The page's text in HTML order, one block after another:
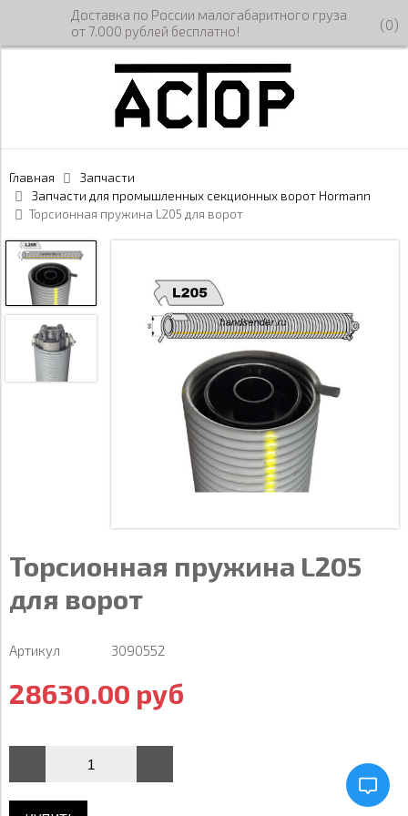
Доставка по России малогабаритного груза
от 7.000 рублей бесплатно!
(0)
Главная
Запчасти
Запчасти для промышленных секционных ворот Hormann
Торсионная пружина L205 для ворот
Торсионная пружина L205
для ворот
Артикул 3090552
28630.00 руб